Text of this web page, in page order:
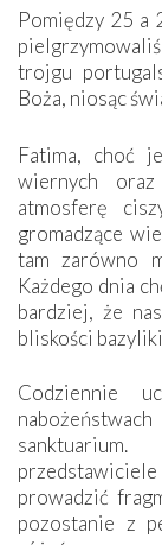
Pomiędzy 25 a
trojgu
Boża, niosąc
Fatima, choć
wiernych oraz
atmosferę
gromadzące
tam zarówno
Każdego dnia
bardziej, że
bliskości
Codziennie
prowadzić
pozostanie z